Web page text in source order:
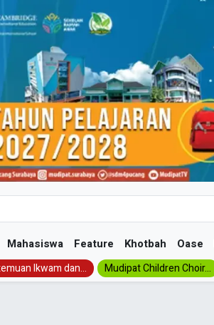
Mahasiswa Feature Khotbah Oase
Ikwam dan... Mudipat Children Choir...